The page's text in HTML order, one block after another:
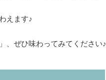
えます♪
、ぜひ味わってみてください♪